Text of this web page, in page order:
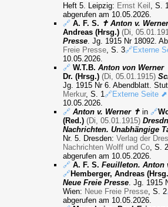
Heft 5. Leipzig: Ernst Keil , S.
abgerufen am 10.05.2026.
🔗 A. F. S. ✝ Anton v.
Andreas (Hrsg.) (Di,
Presse. Jg. 1915 Nr 18092.
Freie Presse, S. 3🔗Externe
10.05.2026.
🔗 W.T.B.Anton von
Dr. (Hrsg.) (Di, 05.01.1915)
Jg. 1915 Nr 6. Abendblatt.
Merkur, S. 1🔗Externe Seite ⬈
10.05.2026.
🔗 Anton v. Werner ✝in🔗
(Red.) (Di, 05.01.1915)
Nachrichten. Unabhängige
Nr. 5. Dresden:Verlag der
Nachrichten Wolff und Co, S.
abgerufen am 10.05.2026.
🔗 A. F. S.Feuilleton. Anton
🔗Hemberger, Andreas
Neue Freie Presse. Jg. 1915
Wien: Neue Freie Presse, S. 2
abgerufen am 10.05.2026.